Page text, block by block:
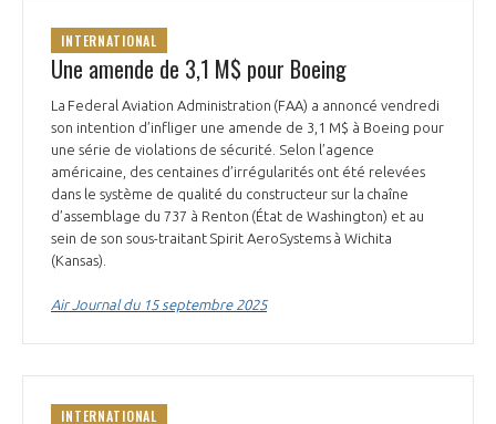
INTERNATIONAL
Une amende de 3,1 M$ pour Boeing
La Federal Aviation Administration (FAA) a annoncé vendredi
son intention d’infliger une amende de 3,1 M$ à Boeing pour
une série de violations de sécurité. Selon l’agence
américaine, des centaines d’irrégularités ont été relevées
dans le système de qualité du constructeur sur la chaîne
d’assemblage du 737 à Renton (État de Washington) et au
sein de son sous-traitant Spirit AeroSystems à Wichita
(Kansas).
Air Journal du 15 septembre 2025
INTERNATIONAL